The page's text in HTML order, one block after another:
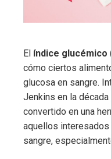
El índice glucémico
cómo ciertos
glucosa en sangre.
Jenkins en la
convertido en una
aquellos interesados
sangre,